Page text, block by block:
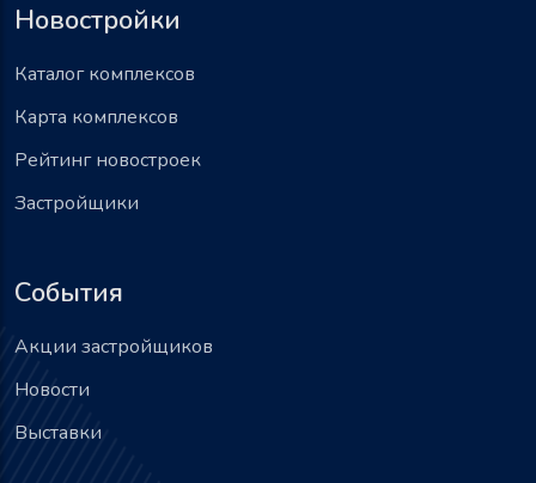
Новостройки
Каталог комплексов
Карта комплексов
Рейтинг новостроек
Застройщики
События
Акции застройщиков
Новости
Выставки